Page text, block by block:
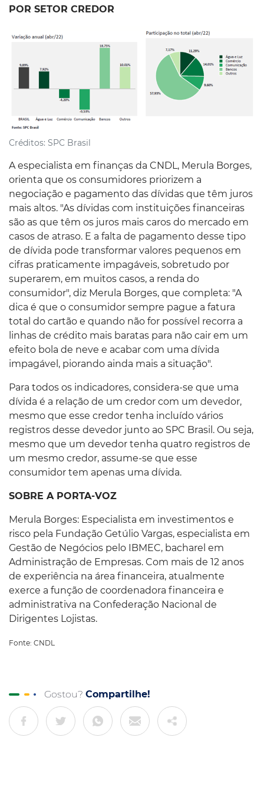
POR SETOR CREDOR
Créditos: SPC Brasil
A especialista em finanças da CNDL, Merula Borges,
orienta que os consumidores priorizem a
negociação e pagamento das dívidas que têm juros
mais altos. "As dívidas com instituições financeiras
são as que têm os juros mais caros do mercado em
casos de atraso. E a falta de pagamento desse tipo
de dívida pode transformar valores pequenos em
cifras praticamente impagáveis, sobretudo por
superarem, em muitos casos, a renda do
consumidor", diz Merula Borges, que completa: "A
dica é que o consumidor sempre pague a fatura
total do cartão e quando não for possível recorra a
linhas de crédito mais baratas para não cair em um
efeito bola de neve e acabar com uma dívida
impagável, piorando ainda mais a situação".
Para todos os indicadores, considera-se que uma
dívida é a relação de um credor com um devedor,
mesmo que esse credor tenha incluído vários
registros desse devedor junto ao SPC Brasil. Ou seja,
mesmo que um devedor tenha quatro registros de
um mesmo credor, assume-se que esse
consumidor tem apenas uma dívida.
SOBRE A PORTA-VOZ
Merula Borges: Especialista em investimentos e
risco pela Fundação Getúlio Vargas, especialista em
Gestão de Negócios pelo IBMEC, bacharel em
Administração de Empresas. Com mais de 12 anos
de experiência na área financeira, atualmente
exerce a função de coordenadora financeira e
administrativa na Confederação Nacional de
Dirigentes Lojistas.
Fonte: CNDL
Gostou? Compartilhe!